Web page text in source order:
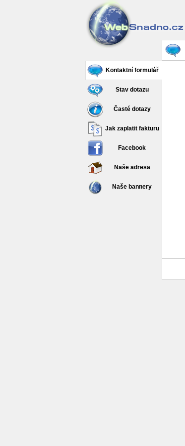
Kontaktní formulář
Stav dotazu
Časté dotazy
Jak zaplatit fakturu
Facebook
Naše adresa
Naše bannery